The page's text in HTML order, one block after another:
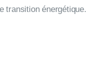
transition énergétique.